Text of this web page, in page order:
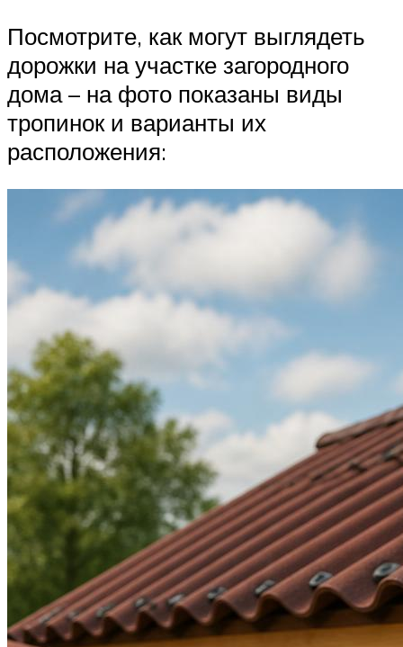
Посмотрите, как могут выглядеть
дорожки на участке загородного
дома – на фото показаны виды
тропинок и варианты их
расположения: